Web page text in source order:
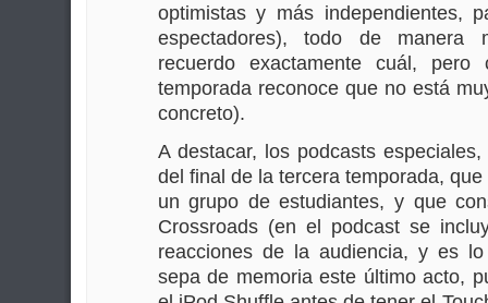
optimistas y más independientes,
espectadores), todo de manera
recuerdo exactamente cuál,
temporada reconoce que no está
concreto).
A destacar, los podcasts
del final de la tercera temporada,
un grupo de estudiantes, y que
Crossroads (en el podcast se
reacciones de la audiencia, y es
sepa de memoria este último acto,